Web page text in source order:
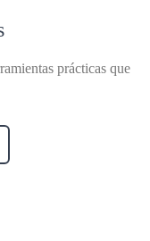
prácticas que